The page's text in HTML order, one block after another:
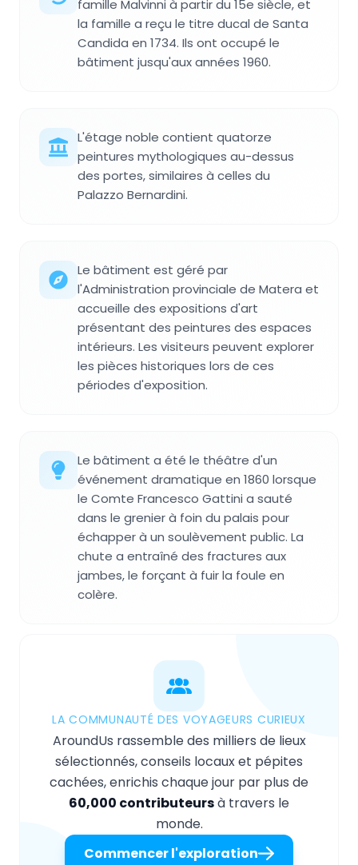
famille Malvinni à partir du 15e siècle, et
la famille a reçu le titre ducal de Santa
Candida en 1734. Ils ont occupé le
bâtiment jusqu'aux années 1960.
L'étage noble contient quatorze
peintures mythologiques au-dessus
des portes, similaires à celles du
Palazzo Bernardini.
Le bâtiment est géré par
l'Administration provinciale de Matera et
accueille des expositions d'art
présentant des peintures des espaces
intérieurs. Les visiteurs peuvent explorer
les pièces historiques lors de ces
périodes d'exposition.
Le bâtiment a été le théâtre d'un
événement dramatique en 1860 lorsque
le Comte Francesco Gattini a sauté
dans le grenier à foin du palais pour
échapper à un soulèvement public. La
chute a entraîné des fractures aux
jambes, le forçant à fuir la foule en
colère.
LA COMMUNAUTÉ DES VOYAGEURS CURIEUX
AroundUs rassemble des milliers de lieux
sélectionnés, conseils locaux et pépites
cachées, enrichis chaque jour par plus de
60,000 contributeursà travers le
monde.
Commencer l'exploration